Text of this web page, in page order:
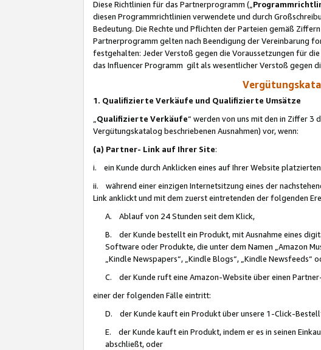
Diese Richtlinien für das Partnerprogramm („
diesen Programmrichtlinien verwendete und durch
Bedeutung. Die Rechte und Pflichten der Parteien gemäß
Partnerprogramm gelten nach Beendigung der Vereinbarung
festgehalten: Jeder Verstoß gegen die Voraussetzungen für
das Influencer Programm gilt als wesentlicher Verstoß gegen
1. Qualifizierte Verkäufe und Qualifizierte Umsätze
Qualifizierte Verkäufe“ werden von uns mit den in Ziffer
Vergütungskatalog beschriebenen Ausnahmen) vor, wenn:
(a) Partner- Link auf Ihrer Site:
i. ein Kunde durch Anklicken eines auf Ihrer Website
ii. während einer einzigen Internetsitzung eines der
Link anklickt und mit dem zuerst eintretenden der folgenden
A. Ablauf von 24 Stunden seit dem Klick,
B. der Kunde bestellt ein Produkt, mit Ausnahme eines
Software oder Produkte, die unter dem Namen „Amazon
„Kindle Newspapers“, „Kindle Blogs“, „Kindle Newsfeeds“
C. der Kunde ruft eine Amazon-Website über einen
einer der folgenden Fälle eintritt:
D. der Kunde kauft ein Produkt über unsere 1-Click-
E. der Kunde kauft ein Produkt, indem er es in seinen
abschließt, oder